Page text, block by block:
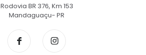
Rodovia BR 376, Km 153
Mandaguaçu- PR